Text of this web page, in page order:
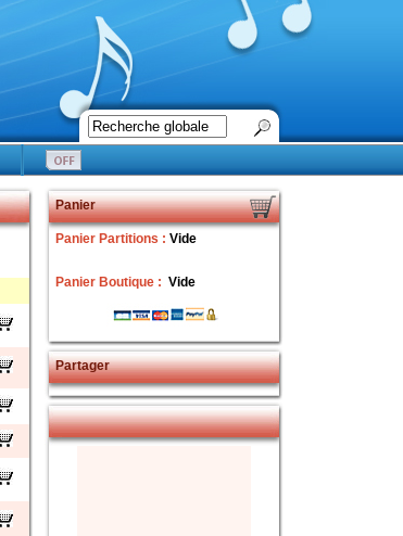
Panier
Panier Partitions : Vide
Panier Boutique : Vide
Partager